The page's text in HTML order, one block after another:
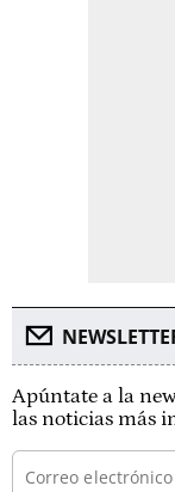
Apúntate a la
las noticias más